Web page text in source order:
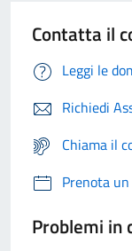
Contatta il
Leggi le
Richiedi
Chiama il
Prenota
Problemi in